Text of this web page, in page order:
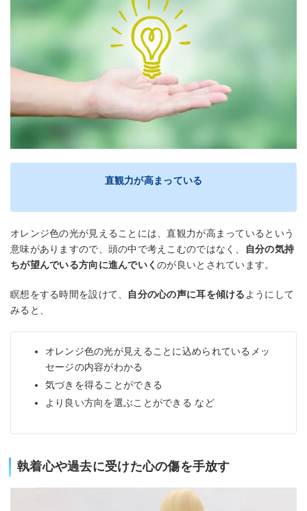
直観力が高まっている
オレンジ色の光が見えることには、直観力が高まっているという
意味がありますので、頭の中で考えこむのではなく、
自分の気持
ちが望んでいる方向に進んでいくのが良いとされています。
瞑想をする時間を設けて、 自分の心の声に耳を傾ける ようにして
みると、
オレンジ色の光が見えることに込められているメッ
セージの内容がわかる
気づきを得ることができる
より良い方向を選ぶことができる など
執着心や過去に受けた心の傷を手放す